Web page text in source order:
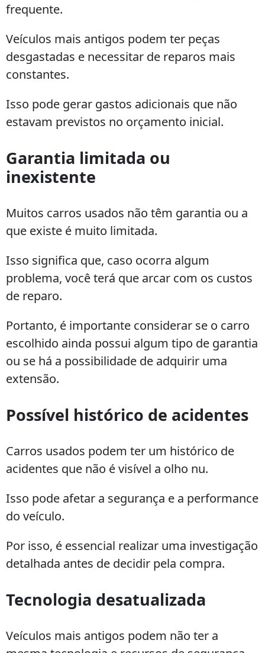
frequente.
Veículos mais antigos podem ter peças
desgastadas e necessitar de reparos mais
constantes.
Isso pode gerar gastos adicionais que não
estavam previstos no orçamento inicial.
Garantia limitada ou
inexistente
Muitos carros usados não têm garantia ou a
que existe é muito limitada.
Isso significa que, caso ocorra algum
problema, você terá que arcar com os custos
de reparo.
Portanto, é importante considerar se o carro
escolhido ainda possui algum tipo de garantia
ou se há a possibilidade de adquirir uma
extensão.
Possível histórico de acidentes
Carros usados podem ter um histórico de
acidentes que não é visível a olho nu.
Isso pode afetar a segurança e a performance
do veículo.
Por isso, é essencial realizar uma investigação
detalhada antes de decidir pela compra.
Tecnologia desatualizada
Veículos mais antigos podem não ter a